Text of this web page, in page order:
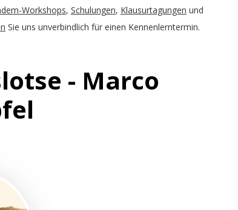
Workshops, Schulungen, Klausurtagungen und
Sie uns unverbindlich für einen Kennenlerntermin.
- Marco